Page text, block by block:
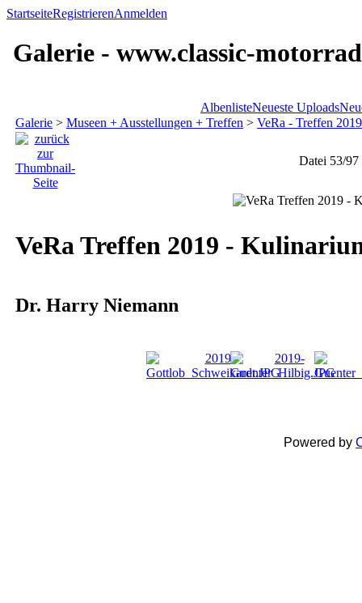
StartseiteRegistrierenAnmelden
Galerie - www.classic-
AlbenlisteNeueste Uploads
Galerie > Museen + Ausstellungen + Treffen > VeRa - Treffen 2019
Datei 53/97
VeRa Treffen 2019 -
Dr. Harry Niemann
Powered by